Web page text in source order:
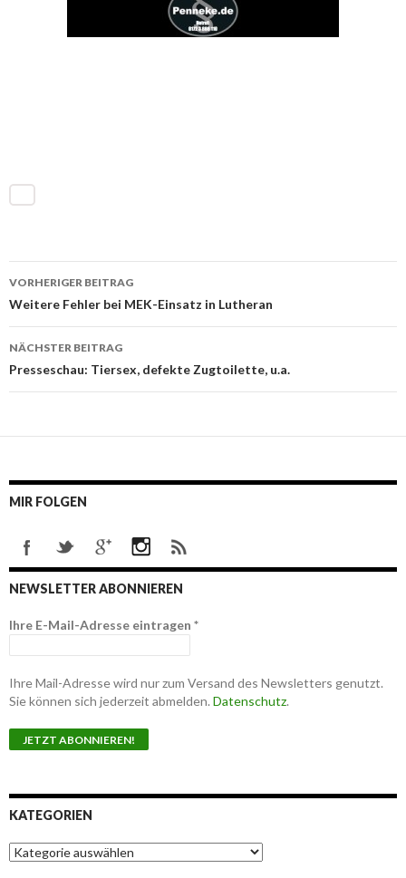
Beitrags-
Navigation
VORHERIGER BEITRAG
Weitere Fehler bei MEK-Einsatz in Lutheran
NÄCHSTER BEITRAG
Presseschau: Tiersex, defekte Zugtoilette, u.a.
MIR FOLGEN
NEWSLETTER ABONNIEREN
Ihre E-Mail-Adresse eintragen *
Ihre Mail-Adresse wird nur zum Versand des Newsletters genutzt.
Sie können sich jederzeit abmelden. Datenschutz.
KATEGORIEN
K
a